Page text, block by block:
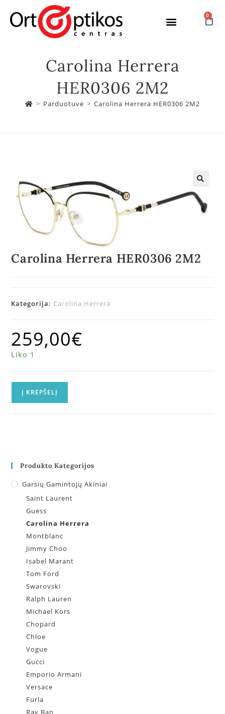
0
Carolina Herrera
HER0306 2M2
> Parduotuvė > Carolina Herrera HER0306 2M2
Carolina Herrera HER0306 2M2
Kategorija: Carolina Herrera
259,00€
Liko 1
Į KREPŠELĮ
Produkto Kategorijos
Garsių Gamintojų Akiniai
Saint Laurent
Guess
Carolina Herrera
Montblanc
Jimmy Choo
Isabel Marant
Tom Ford
Swarovski
Ralph Lauren
Michael Kors
Chopard
Chloe
Vogue
Gucci
Emporio Armani
Versace
Furla
Ray Ban